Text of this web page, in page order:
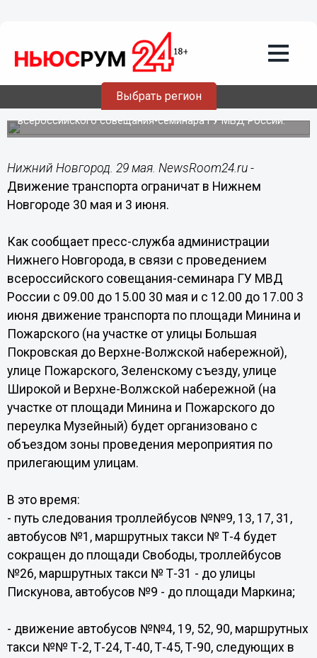
Выбрать регион
29.05.201509:05
Движение транспорта ограничат в
Нижнем Новгороде 30 мая и 3 июня
Движение будет ограничено в связи с проведением
всероссийского совещания-семинара ГУ МВД России.
Нижний Новгород. 29 мая. NewsRoom24.ru -
Движение транспорта ограничат в Нижнем
Новгороде 30 мая и 3 июня.
Как сообщает пресс-служба администрации
Нижнего Новгорода, в связи с проведением
всероссийского совещания-семинара ГУ МВД
России с 09.00 до 15.00 30 мая и с 12.00 до 17.00 3
июня движение транспорта по площади Минина и
Пожарского (на участке от улицы Большая
Покровская до Верхне-Волжской набережной),
улице Пожарского, Зеленскому съезду, улице
Широкой и Верхне-Волжской набережной (на
участке от площади Минина и Пожарского до
переулка Музейный) будет организовано с
объездом зоны проведения мероприятия по
прилегающим улицам.
В это время:
- путь следования троллейбусов №№9, 13, 17, 31,
автобусов №1, маршрутных такси № Т-4 будет
сокращен до площади Свободы, троллейбусов
№26, маршрутных такси № Т-31 - до улицы
Пискунова, автобусов №9 - до площади Маркина;
- движение автобусов №№4, 19, 52, 90, маршрутных
такси №№ Т-2, Т-24, Т-40, Т-45, Т-90, следующих в